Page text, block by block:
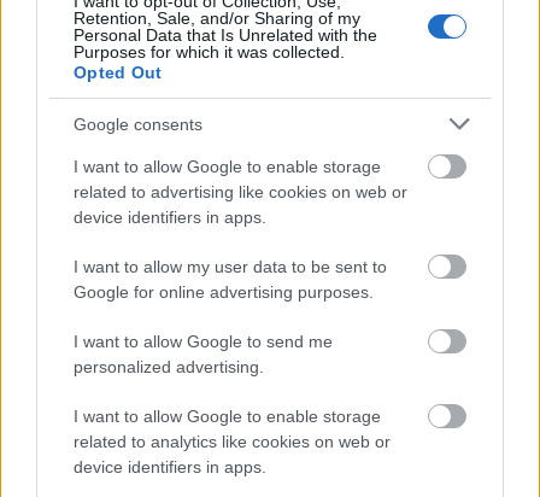
Retention, Sale, and/or Sharing of my
Personal Data that Is Unrelated with the
Purposes for which it was collected.
Opted Out
Google consents
I want to allow Google to enable storage
related to advertising like cookies on web or
device identifiers in apps.
I want to allow my user data to be sent to
Google for online advertising purposes.
I want to allow Google to send me
personalized advertising.
I want to allow Google to enable storage
related to analytics like cookies on web or
device identifiers in apps.
belvárosa